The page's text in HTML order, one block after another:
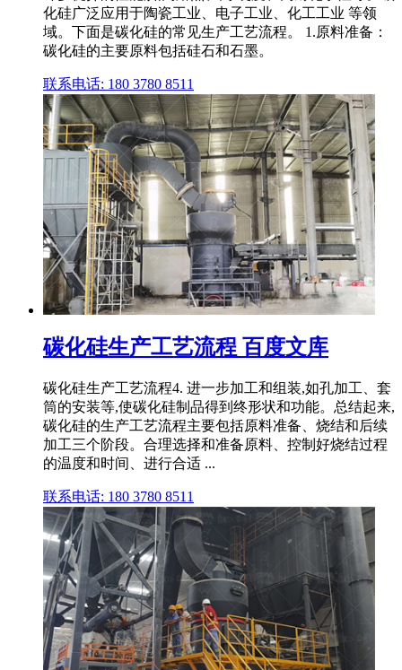
化硅广泛应用于陶瓷工业、电子工业、化工工业 等领
域。下面是碳化硅的常见生产工艺流程。 1.原料准备：
碳化硅的主要原料包括硅石和石墨。
联系电话: 180 3780 8511
碳化硅生产工艺流程 百度文库
碳化硅生产工艺流程4. 进一步加工和组装,如孔加工、套
筒的安装等,使碳化硅制品得到终形状和功能。总结起来,
碳化硅的生产工艺流程主要包括原料准备、烧结和后续
加工三个阶段。合理选择和准备原料、控制好烧结过程
的温度和时间、进行合适 ...
联系电话: 180 3780 8511